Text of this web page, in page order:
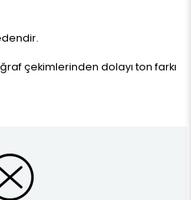
çekimlerinden dolayı ton farkı